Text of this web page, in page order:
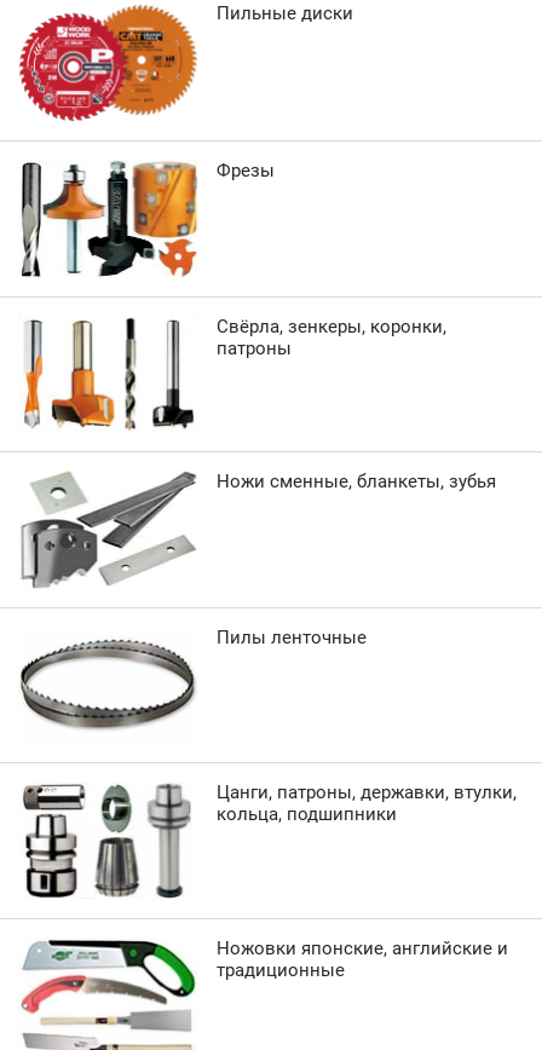
Пильные диски
Фрезы
Свёрла, зенкеры, коронки,
патроны
Ножи сменные, бланкеты, зубья
Пилы ленточные
Цанги, патроны, державки, втулки,
кольца, подшипники
Ножовки японские, английские и
традиционные